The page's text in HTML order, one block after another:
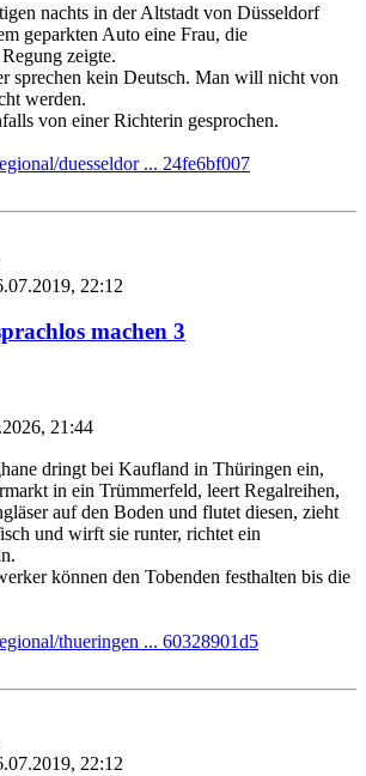
nachts in der Altstadt von Düsseldorf
geparkten Auto eine Frau, die
zeigte.
sprechen kein Deutsch. Man will nicht von
werden.
von einer Richterin gesprochen.
duesseldor ... 24fe6bf007
22:12
machen 3
21:44
dringt bei Kaufland in Thüringen ein,
in ein Trümmerfeld, leert Regalreihen,
auf den Boden und flutet diesen, zieht
und wirft sie runter, richtet ein
können den Tobenden festhalten bis die
thueringen ... 60328901d5
22:12